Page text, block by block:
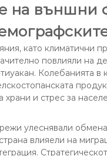
на външни
като климатични
повлияли на
Колебанията в
храни и стрес за
улеснявали
влияели на